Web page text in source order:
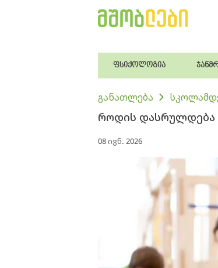
ფსიქოლოგია
განათლება
როდის დასრულდება
08 ივნ. 2026